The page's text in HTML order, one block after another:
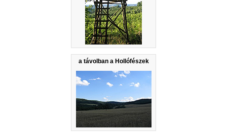
a távolban a Hollófészek